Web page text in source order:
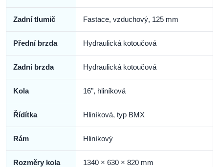
Zadní tlumič Fastace, vzduchový, 125 mm
Přední brzda Hydraulická kotoučová
Zadní brzda Hydraulická kotoučová
Kola 16", hliníková
Řídítka Hliníková, typ BMX
Rám Hliníkový
Rozměry kola 1340 × 630 × 820 mm